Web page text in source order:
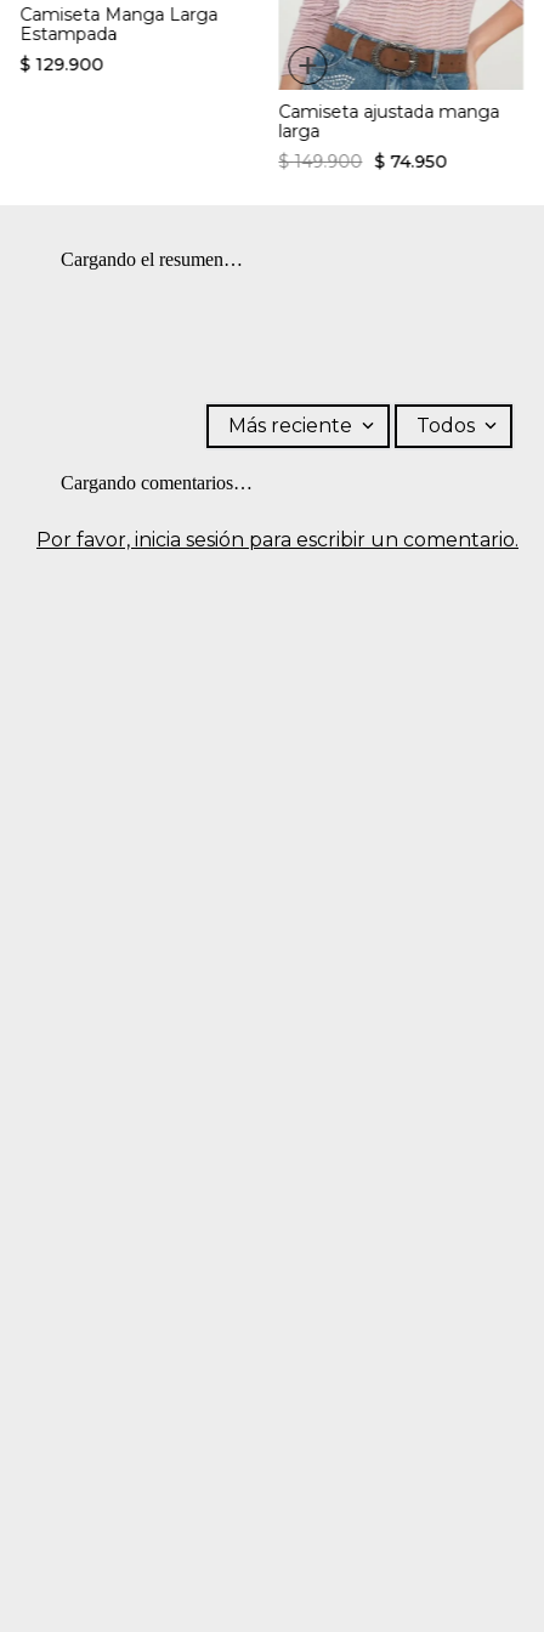
Camiseta Manga Larga
Estampada
$ 129.900 +
Camiseta ajustada manga
larga
$ 149.900 $ 74.950
Cargando el resumen…
Por favor, inicia sesión para escribir un comentario.
Más reciente Todos
Cargando comentarios…